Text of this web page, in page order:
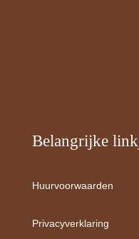
Belangrijke
Huurvoorwaarden
Privacyverklaring